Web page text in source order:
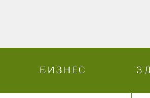
БИЗНЕС